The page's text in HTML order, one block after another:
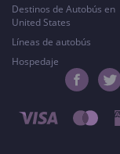
Destinos de Autobús en
United States
Líneas de autobús
Hospedaje